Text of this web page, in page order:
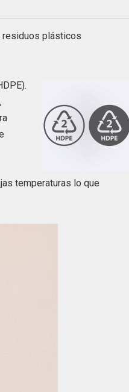
residuos plásticos
temperaturas lo que